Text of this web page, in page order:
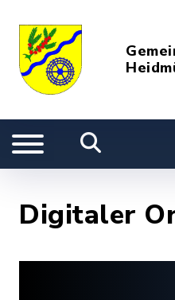
Digitaler